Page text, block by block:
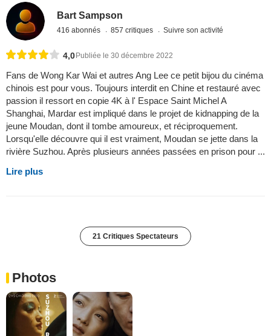
Bart Sampson
416 abonnés 857 critiques Suivre son activité
4,0 Publiée le 30 décembre 2022
Fans de Wong Kar Wai et autres Ang Lee ce petit bijou du cinéma
chinois est pour vous. Toujours interdit en Chine et restauré avec
passion il ressort en copie 4K à l' Espace Saint Michel A
Shanghai, Mardar est impliqué dans le projet de kidnapping de la
jeune Moudan, dont il tombe amoureux, et réciproquement.
Lorsqu'elle découvre qui il est vraiment, Moudan se jette dans la
rivière Suzhou. Après plusieurs années passées en prison pour ...
Lire plus
21 Critiques Spectateurs
Photos